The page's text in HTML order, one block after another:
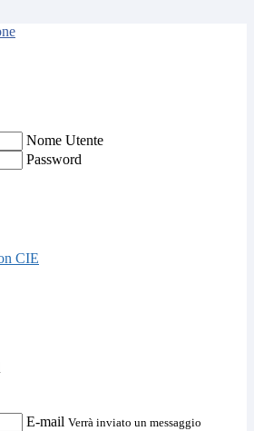
Nome Utente
Password
CIE
E-mail Verrà inviato un messaggio